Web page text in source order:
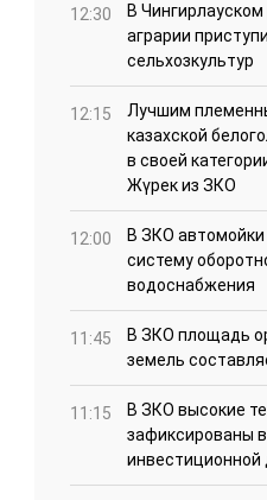
12:30
В
аграрии
сельхозкультур
12:15
Лучшим
казахской
в своей
Жүрек из ЗКО
12:00
В ЗКО
систему
водоснабжения
11:45
В ЗКО площадь
земель
11:15
В ЗКО высокие
зафиксированы в
инвестиционной